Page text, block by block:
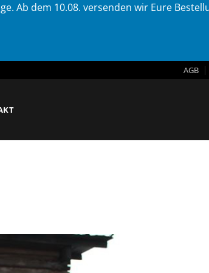
Ab dem 10.08. versenden wir Eure
AGB